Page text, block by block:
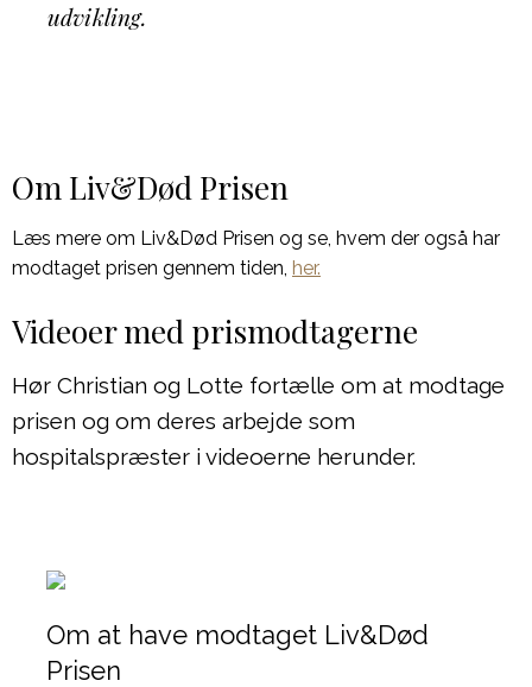
udvikling.
Om Liv&Død Prisen
Læs mere om Liv&Død Prisen og se, hvem der også har
modtaget prisen gennem tiden, her.
Videoer med prismodtagerne
Hør Christian og Lotte fortælle om at modtage
prisen og om deres arbejde som
hospitalspræster i videoerne herunder.
Om at have modtaget Liv&Død
Prisen